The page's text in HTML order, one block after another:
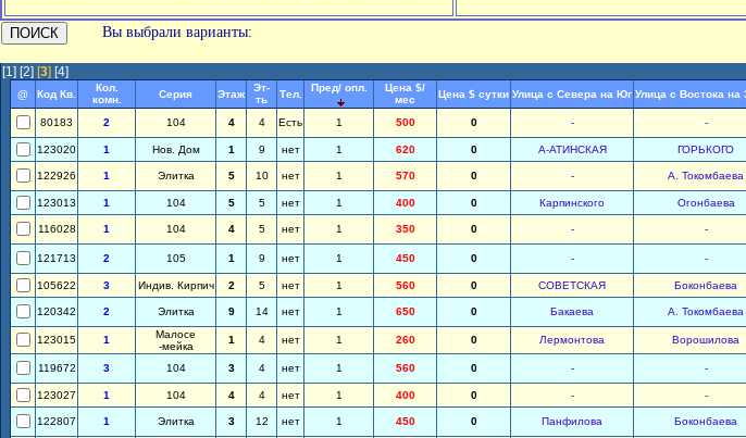
Вы выбрали варианты:
[1] [2] [3] [4]
@ Код Кв.
Кол.
комн.
Серия Этаж
Эт-
ть
Тел.
Пред/ опл.
Цена $/
мес
Цена $ сутки Улица с Севера на Юг Улица с Востока на
80183 2 104 4 4 Есть 1 500 0 - -
123020 1 Нов. Дом 1 9 нет 1 620 0 А-АТИНСКАЯ ГОРЬКОГО
122926 1 Элитка 5 10 нет 1 570 0 - А. Токомбаева
123013 1 104 5 5 нет 1 400 0 Карпинского Огонбаева
116028 1 104 4 5 нет 1 350 0 - -
121713 2 105 1 9 нет 1 450 0 - -
105622 3 Индив. Кирпич 2 5 нет 1 560 0 СОВЕТСКАЯ Боконбаева
120342 2 Элитка 9 14 нет 1 650 0 Бакаева А. Токомбаева
123015 1
Малосе
-мейка
1 4 нет 1 260 0 Лермонтова Ворошилова
119672 3 104 3 4 нет 1 560 0 - -
123027 1 104 4 4 нет 1 400 0 - -
122807 1 Элитка 3 12 нет 1 450 0 Панфилова Боконбаева